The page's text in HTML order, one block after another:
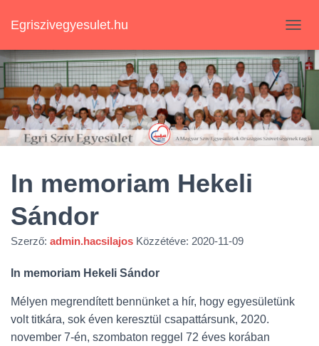
Egriszivegyesulet.hu
A
V
I
G
Á
C
I
Ó
O
In memoriam Hekeli
Sándor
Szerző: admin.hacsilajos Közzétéve: 2020-11-09
In memoriam Hekeli Sándor
Mélyen megrendített bennünket a hír, hogy egyesületünk
volt titkára, sok éven keresztül csapattársunk, 2020.
november 7-én, szombaton reggel 72 éves korában